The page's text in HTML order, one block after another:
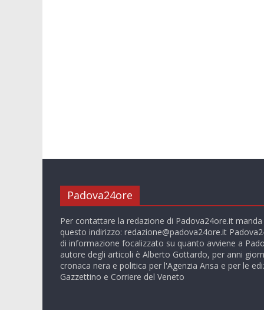
Padova24ore
Per contattare la redazione di Padova24ore.it
questo indirizzo: redazione@padova24ore.it
di informazione focalizzato su quanto avviene a
autore degli articoli è Alberto Gottardo, per anni
cronaca nera e politica per l'Agenzia Ansa e per le
Gazzettino e Corriere del Veneto